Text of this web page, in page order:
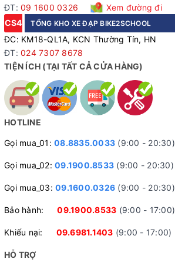
ĐT: 09 1600 0326
Xem đường đi
CS4
TỔNG KHO XE ĐẠP BIKE2SCHOOL
ĐC: KM18-QL1A, KCN Thường Tín, HN
ĐT: 024 7307 8678
TIỆN ÍCH (TẠI TẤT CẢ CỬA HÀNG)
HOTLINE
Gọi mua_01: 08.8835.0033 (9:00 - 20:30)
Gọi mua_02: 09.1900.8533 (9:00 - 20:30)
Gọi mua_03: 09.1600.0326 (9:00 - 20:30)
Bảo hành:09.1900.8533 (9:00 - 17:00)
Khiếu nại: 09.6981.1403 (9:00 - 17:00)
HỖ TRỢ